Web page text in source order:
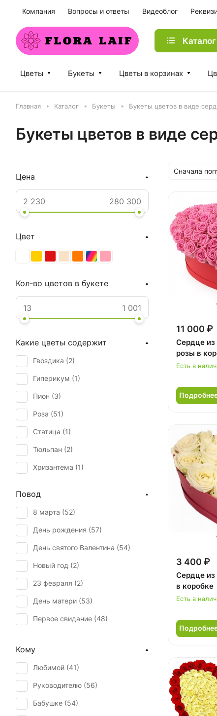
Компания Вопросы и ответы Видеоблог
Каталог
Цветы Букеты Цветы в корзинах
Главная Каталог Букеты Букеты цветов в виде
Букеты цветов в виде
Сначала
11 000 ₽
Сердце из
розы в
Есть в
3 400 ₽
Сердце из
в коробке
Есть в
Цена
Цвет
Кол-во цветов в букете
Какие цветы содержит
Гвоздика (2)
Гиперикум (1)
Пион (3)
Роза (51)
Статица (1)
Тюльпан (2)
Хризантема (1)
Повод
8 марта (52)
День рождения (57)
День святого Валентина (54)
Новый год (2)
23 февраля (2)
День матери (53)
Первое свидание (48)
Рождество (
Татьянин день (
Юбилей (54)
Кому
Любимой (41)
Руководителю (56)
Бабушке (54)